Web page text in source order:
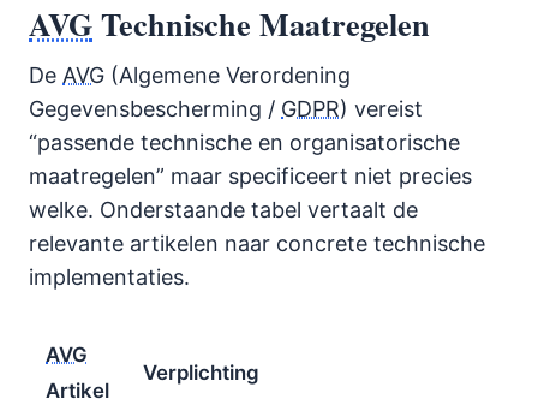
AVGTechnische Maatregelen
De AVG (Algemene Verordening
Gegevensbescherming / GDPR) vereist
“passende technische en organisatorische
maatregelen” maar specificeert niet precies
welke. Onderstaande tabel vertaalt de
relevante artikelen naar concrete technische
implementaties.
AVG
Artikel
Verplichting